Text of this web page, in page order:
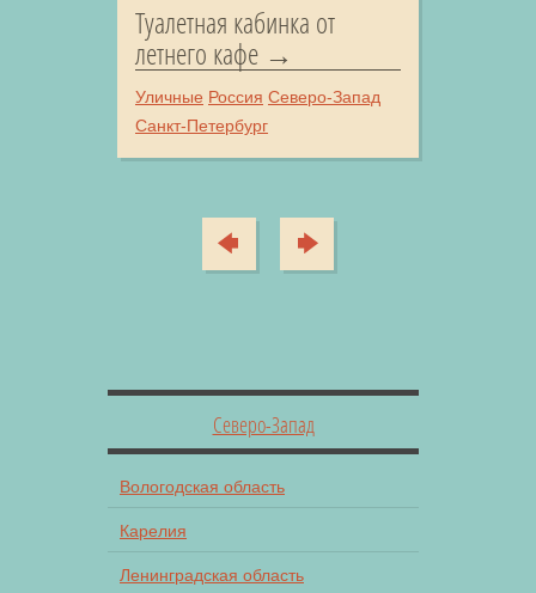
Туалетная кабинка от
летнего кафе
Уличные Россия Северо-Запад
Санкт-Петербург
Северо-Запад
Вологодская область
Карелия
Ленинградская область